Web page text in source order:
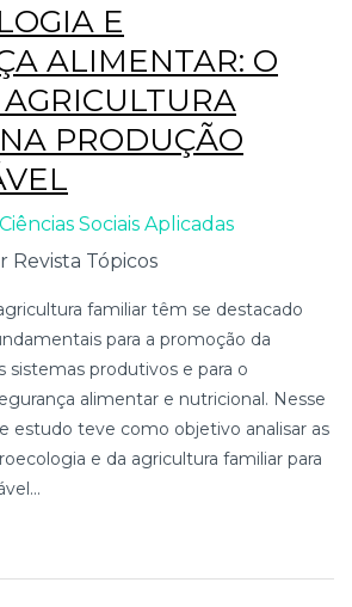
E
ALIMENTAR: O
PRODUÇÃO
Ciências Sociais Aplicadas
Revista Tópicos
familiar têm se destacado
para a promoção da
sistemas produtivos e para o
alimentar e nutricional. Nesse
estudo teve como objetivo analisar as
e da agricultura familiar para